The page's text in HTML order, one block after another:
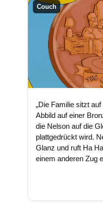
Couch
„Die Familie sitzt
Abbild auf einer
die Nelson auf die
plattgedrückt wird.
Glanz und ruft Ha
einem anderen Zug